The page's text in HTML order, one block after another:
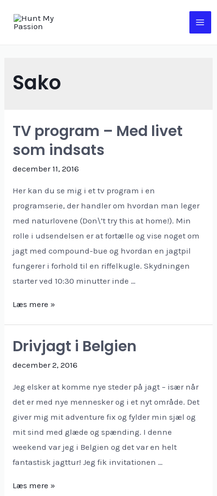
Sako
TV program – Med livet
som indsats
december 11, 2016
Her kan du se mig i et tv program i en
programserie, der handler om hvordan man leger
med naturlovene (Don\’t try this at home!). Min
rolle i udsendelsen er at fortælle og vise noget om
jagt med compound-bue og hvordan en jagtpil
fungerer i forhold til en riffelkugle. Skydningen
starter ved 10:30 minutter inde …
Læs mere »
Drivjagt i Belgien
december 2, 2016
Jeg elsker at komme nye steder på jagt – især når
det er med nye mennesker og i et nyt område. Det
giver mig mit adventure fix og fylder min sjæl og
mit sind med glæde og spænding. I denne
weekend var jeg i Belgien og det var en helt
fantastisk jagttur! Jeg fik invitationen …
Læs mere »